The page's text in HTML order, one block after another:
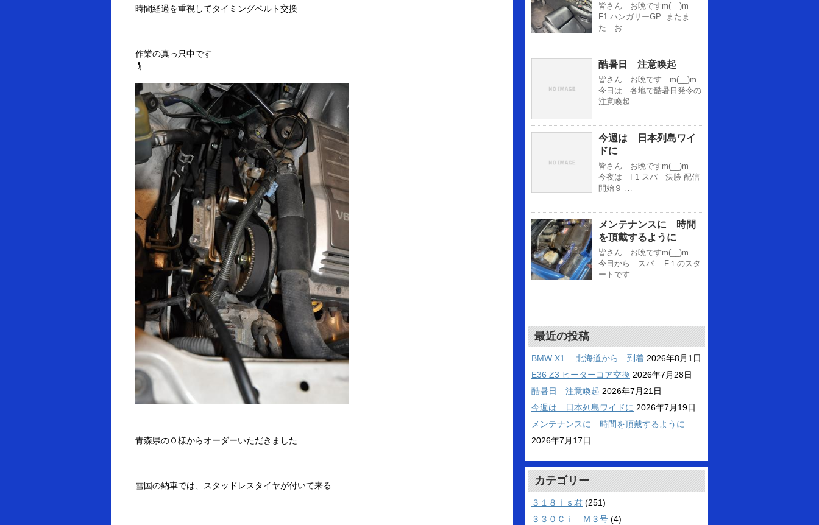
時間経過を重視してタイミングベルト交換
作業の真っ只中です
青森県のＯ様からオーダーいただきました
雪国の納車では、スタッドレスタイヤが付いて来る
皆さん お晩ですm(__)m
F1 ハンガリーGP またま
た お …
酷暑日 注意喚起
皆さん お晩です m(__)m
今日は 各地で酷暑日発令の
注意喚起 …
今週は 日本列島ワイ
ドに
皆さん お晩ですm(__)m
今夜は F1 スパ 決勝 配信
開始９ …
メンテナンスに 時間
を頂戴するように
皆さん お晩ですm(__)m
今日から スパ F１のスタ
ートです …
最近の投稿
BMW X1 北海道から 到着 2026年8月1日
E36 Z3 ヒーターコア交換 2026年7月28日
酷暑日 注意喚起 2026年7月21日
今週は 日本列島ワイドに 2026年7月19日
メンテナンスに 時間を頂戴するように
2026年7月17日
カテゴリー
３１８ｉｓ君 (251)
３３０Ｃｉ Ｍ３号 (4)